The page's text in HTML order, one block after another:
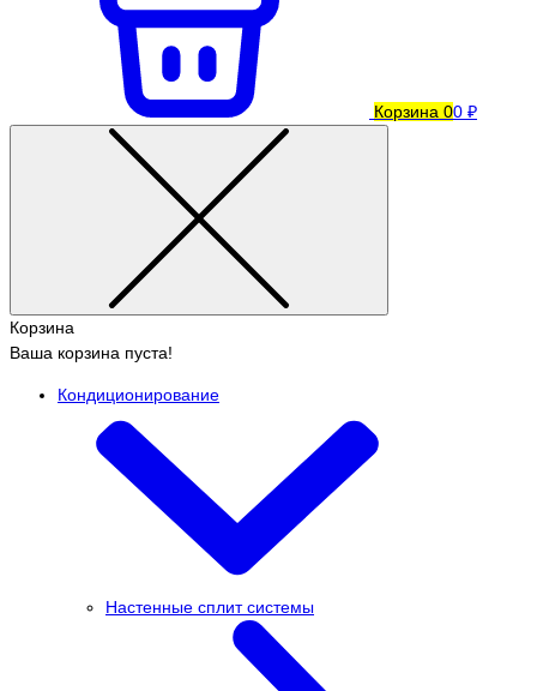
Корзина 00 ₽
Корзина
Ваша корзина пуста!
Кондиционирование
Настенные сплит системы